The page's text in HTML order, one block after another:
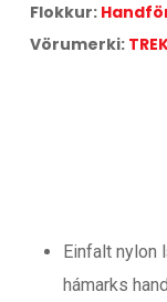
Flokkur:
Vörumerki:
Einfalt nylon
hámarks